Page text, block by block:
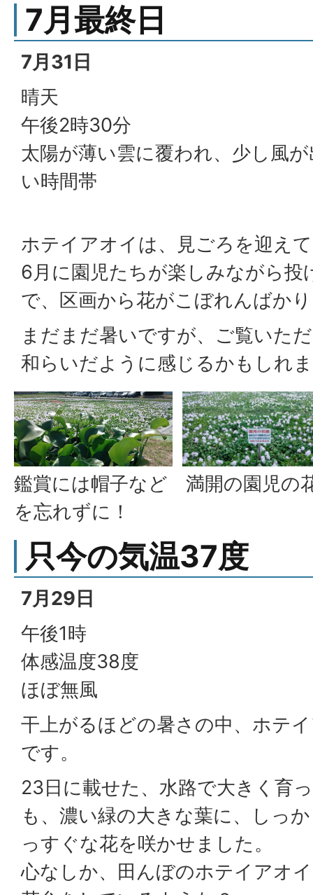
7月最終日
7月31日
晴天
午後2時30分
太陽が薄い雲に覆われ、少し風
い時間帯
ホテイアオイは、見ごろを迎え
6月に園児たちが楽しみながら投
で、区画から花がこぼれんばか
まだまだ暑いですが、ご覧いた
和らいだように感じるかもしれ
鑑賞には帽子など
を忘れずに！
満開の園児の
只今の気温37度
7月29日
午後1時
体感温度38度
ほぼ無風
干上がるほどの暑さの中、ホテ
です。
23日に載せた、水路で大きく育
も、濃い緑の大きな葉に、しっ
っすぐな花を咲かせました。
心なしか、田んぼのホテイアオ